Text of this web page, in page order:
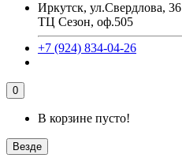
Иркутск, ул.Свердлова, 36
ТЦ Сезон, оф.505
+7 (924) 834-04-26
0
В корзине пусто!
Везде